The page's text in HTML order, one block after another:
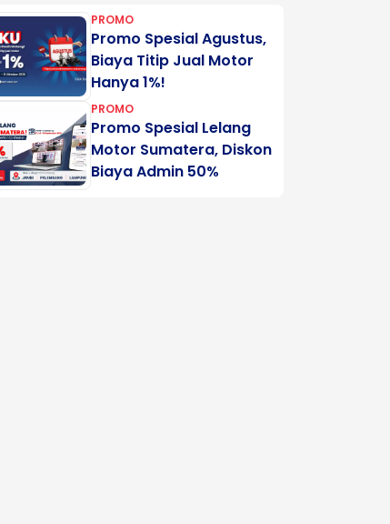
PROMO
Promo Spesial Agustus,
Biaya Titip Jual Motor
Hanya 1%!
PROMO
Promo Spesial Lelang
Motor Sumatera, Diskon
Biaya Admin 50%